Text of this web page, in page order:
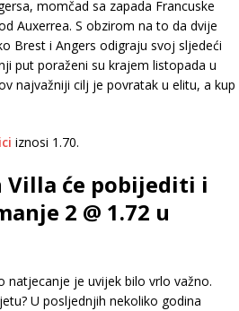
momčad sa zapada Francuske
Auxerrea. S obzirom na to da dvije
Brest i Angers odigraju svoj sljedeći
put poraženi su krajem listopada u
najvažniji cilj je povratak u elitu, a kup
iznosi 1.70.
Villa će pobijediti i
2 @ 1.72 u
natjecanje je uvijek bilo vrlo važno.
U posljednjih nekoliko godina